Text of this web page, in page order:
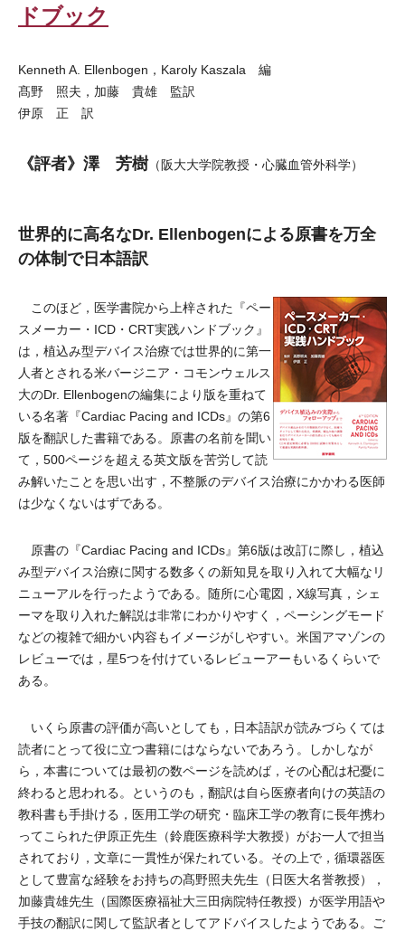
ドブック
Kenneth A. Ellenbogen，Karoly Kaszala 編
髙野 照夫，加藤 貴雄 監訳
伊原 正 訳
《評者》澤 芳樹（阪大大学院教授・心臓血管外科学）
世界的に高名なDr. Ellenbogenによる原書を万全
の体制で日本語訳
このほど，医学書院から上梓された『ペー
スメーカー・ICD・CRT実践ハンドブック』
は，植込み型デバイス治療では世界的に第一
人者とされる米バージニア・コモンウェルス
大のDr. Ellenbogenの編集により版を重ねて
いる名著『Cardiac Pacing and ICDs』の第6
版を翻訳した書籍である。原書の名前を聞い
て，500ページを超える英文版を苦労して読
み解いたことを思い出す，不整脈のデバイス治療にかかわる医師
は少なくないはずである。
原書の『Cardiac Pacing and ICDs』第6版は改訂に際し，植込
み型デバイス治療に関する数多くの新知見を取り入れて大幅なリ
ニューアルを行ったようである。随所に心電図，X線写真，シェ
ーマを取り入れた解説は非常にわかりやすく，ペーシングモード
などの複雑で細かい内容もイメージがしやすい。米国アマゾンの
レビューでは，星5つを付けているレビューアーもいるくらいで
ある。
いくら原書の評価が高いとしても，日本語訳が読みづらくては
読者にとって役に立つ書籍にはならないであろう。しかしなが
ら，本書については最初の数ページを読めば，その心配は杞憂に
終わると思われる。というのも，翻訳は自ら医療者向けの英語の
教科書も手掛ける，医用工学の研究・臨床工学の教育に長年携わ
ってこられた伊原正先生（鈴鹿医療科学大教授）がお一人で担当
されており，文章に一貫性が保たれている。その上で，循環器医
として豊富な経験をお持ちの髙野照夫先生（日医大名誉教授），
加藤貴雄先生（国際医療福祉大三田病院特任教授）が医学用語や
手技の翻訳に関して監訳者としてアドバイスしたようである。ご